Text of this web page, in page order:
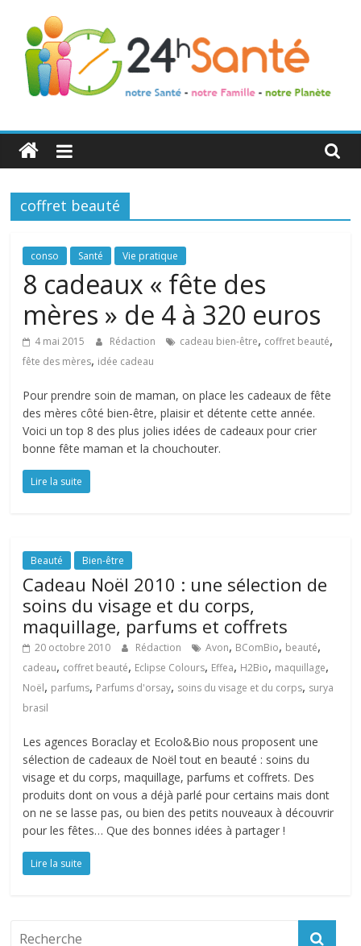
24h
Santé
La
de
toute
famille
coffret beauté
conso Santé Vie pratique
8 cadeaux « fête des
mères » de 4 à 320 euros
4 mai 2015 Rédaction cadeau bien-être, coffret beauté,
fête des mères, idée cadeau
Pour prendre soin de maman, on place les cadeaux de fête
des mères côté bien-être, plaisir et détente cette année.
Voici un top 8 des plus jolies idées de cadeaux pour crier
bonne fête maman et la chouchouter.
Lire la suite
Beauté Bien-être
Cadeau Noël 2010 : une sélection de
soins du visage et du corps,
maquillage, parfums et coffrets
20 octobre 2010 Rédaction Avon, BComBio, beauté,
cadeau, coffret beauté, Eclipse Colours, Effea, H2Bio, maquillage,
Noël, parfums, Parfums d'orsay, soins du visage et du corps, surya
brasil
Les agences Boraclay et Ecolo&Bio nous proposent une
sélection de cadeaux de Noël tout en beauté : soins du
visage et du corps, maquillage, parfums et coffrets. Des
produits dont on vous a déjà parlé pour certains mais dont
on ne se lasse pas, ou bien des petits nouveaux à découvrir
pour les fêtes… Que des bonnes idées à partager !
Lire la suite